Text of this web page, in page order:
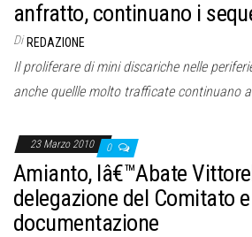
anfratto, continuano i
Di REDAZIONE
Il proliferare di mini discariche nelle
anche quellle molto trafficate continuano
23 Marzo 2010 0
Amianto, lâ€™Abate
delegazione del Comitato
documentazione